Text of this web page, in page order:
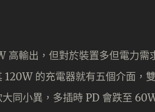
高輸出，但對於裝置多但電力需
120W 的充電器就有五個介面，
大同小異，多插時 PD 會跌至